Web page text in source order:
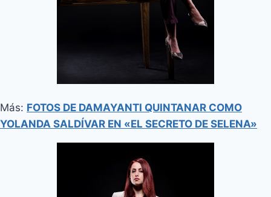
Más: FOTOS DE DAMAYANTI QUINTANAR COMO
YOLANDA SALDÍVAR EN «EL SECRETO DE SELENA»